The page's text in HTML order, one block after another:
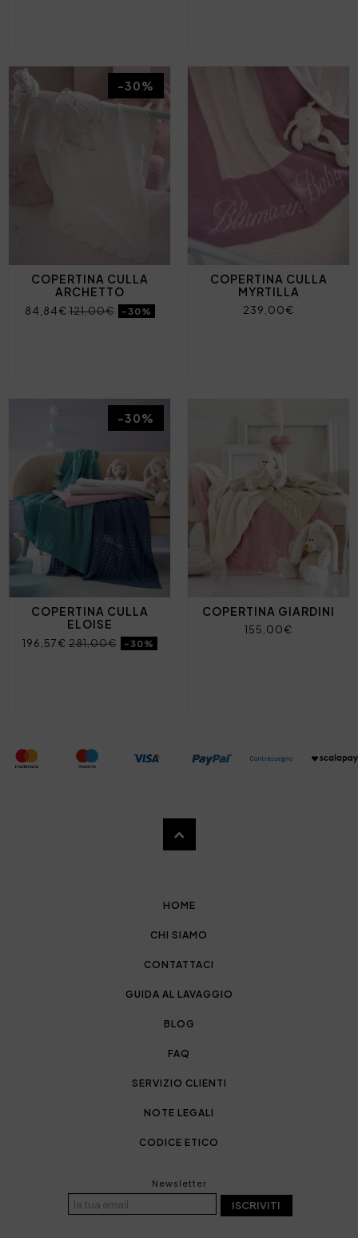
COPERTINA CULLA
ARCHETTO
84,84€121,00€ -30%
-30%
COPERTINA CULLA
MYRTILLA
239,00€
COPERTINA CULLA
ELOISE
196,57€281,00€ -30%
-30%
COPERTINA GIARDINI
155,00€
HOME
CHI SIAMO
CONTATTACI
GUIDA AL LAVAGGIO
BLOG
FAQ
SERVIZIO CLIENTI
NOTE LEGALI
CODICE ETICO
Newsletter
ISCRIVITI